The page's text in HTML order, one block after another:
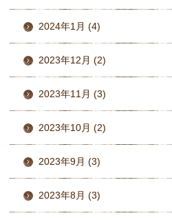
2024年1月 (4)
2023年12月 (2)
2023年11月 (3)
2023年10月 (2)
2023年9月 (3)
2023年8月 (3)